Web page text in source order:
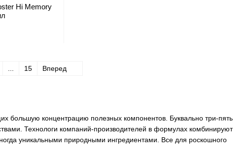
большую концентрацию полезных компонентов. Буквально три-пять
Технологи компаний-производителей в формулах комбинируют
уникальными природными ингредиентами. Все для роскошного
Hi Memory
15 Вперед